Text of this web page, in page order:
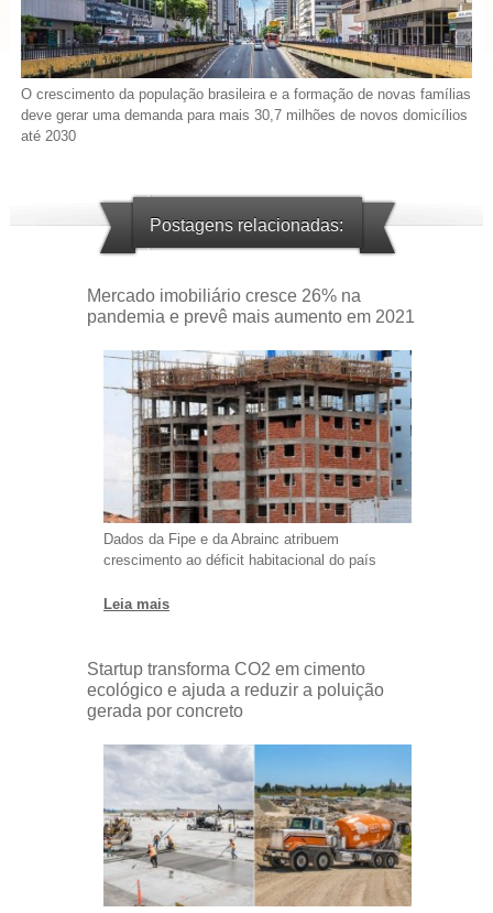
O crescimento da população brasileira e a formação de novas famílias
deve gerar uma demanda para mais 30,7 milhões de novos domicílios
até 2030
Postagens relacionadas:
Mercado imobiliário cresce 26% na
pandemia e prevê mais aumento em 2021
Dados da Fipe e da Abrainc atribuem
crescimento ao déficit habitacional do país
Leia mais
Startup transforma CO2 em cimento
ecológico e ajuda a reduzir a poluição
gerada por concreto